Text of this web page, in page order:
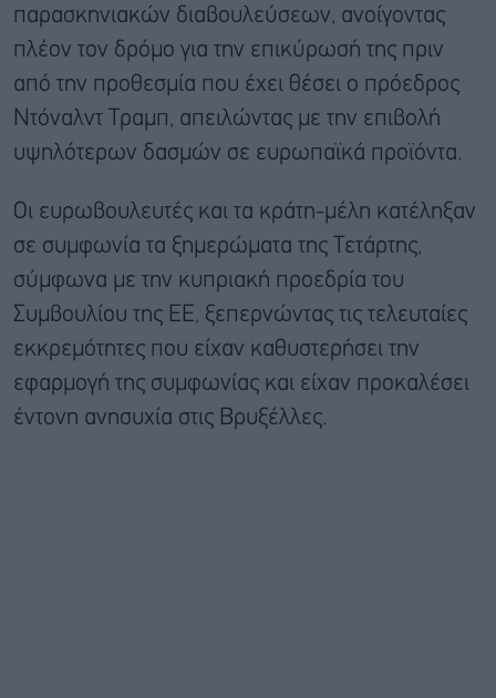
παρασκηνιακών διαβουλεύσεων, ανοίγοντας
πλέον τον δρόμο για την επικύρωσή της πριν
από την προθεσμία που έχει θέσει ο πρόεδρος
Ντόναλντ Τραμπ, απειλώντας με την επιβολή
υψηλότερων δασμών σε ευρωπαϊκά προϊόντα.
Οι ευρωβουλευτές και τα κράτη-μέλη κατέληξαν
σε συμφωνία τα ξημερώματα της Τετάρτης,
σύμφωνα με την κυπριακή προεδρία του
Συμβουλίου της ΕΕ, ξεπερνώντας τις τελευταίες
εκκρεμότητες που είχαν καθυστερήσει την
εφαρμογή της συμφωνίας και είχαν προκαλέσει
έντονη ανησυχία στις Βρυξέλλες.